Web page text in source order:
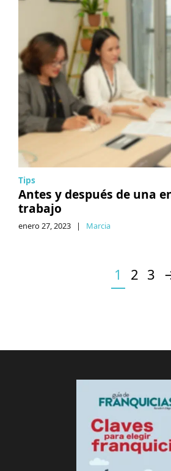
Tips
Antes y después de una
trabajo
enero 27, 2023 | Marcia
1 2 3